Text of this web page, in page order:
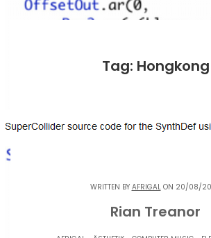
Tag: Hongkong
WRITTEN BY AFRIGALON 20/08/
Rian Treanor